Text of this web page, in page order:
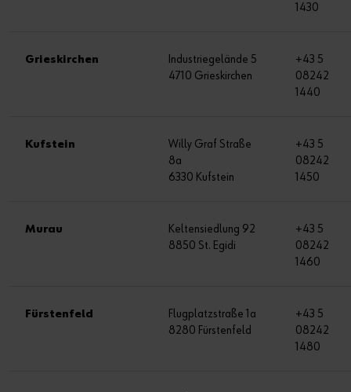
1430
Grieskirchen
Industriegelände 5
4710 Grieskirchen
+43 5
08242
1440
Kufstein
Willy Graf Straße
8a
6330 Kufstein
+43 5
08242
1450
Murau
Keltensiedlung 92
8850 St. Egidi
+43 5
08242
1460
Fürstenfeld
Flugplatzstraße 1a
8280 Fürstenfeld
+43 5
08242
1480